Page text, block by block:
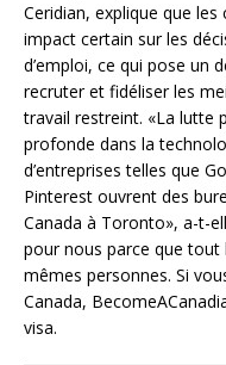
Ceridian, explique que
impact certain sur les
d’emploi, ce qui pose un
recruter et fidéliser les
travail restreint. «La lutte
profonde dans la
d’entreprises telles que
Pinterest ouvrent des
Canada à Toronto», a-t-
pour nous parce que tout
mêmes personnes. Si
Canada,
visa.